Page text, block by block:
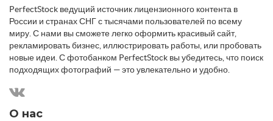
PerfectStock ведущий источник лицензионного контента в
России и странах СНГ с тысячами пользователей по всему
миру. С нами вы сможете легко оформить красивый сайт,
рекламировать бизнес, иллюстрировать работы, или пробовать
новые идеи. С фотобанком PerfectStock вы убедитесь, что поиск
подходящих фотографий — это увлекательно и удобно.
О нас